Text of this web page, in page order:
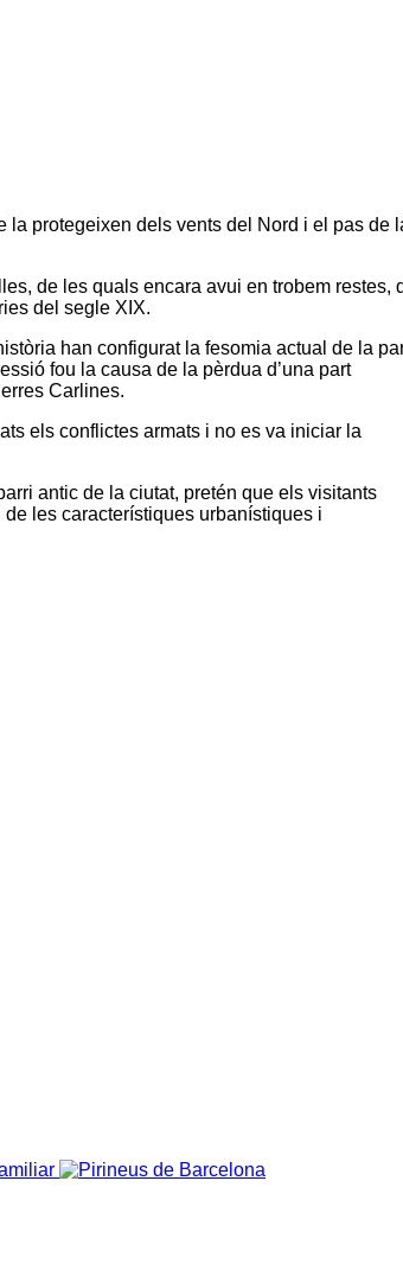
la protegeixen dels vents del Nord i el pas de
de les quals encara avui en trobem restes,
del segle XIX.
han configurat la fesomia actual de la
fou la causa de la pèrdua d’una part
Carlines.
els conflictes armats i no es va iniciar la
antic de la ciutat, pretén que els visitants
les característiques urbanístiques i